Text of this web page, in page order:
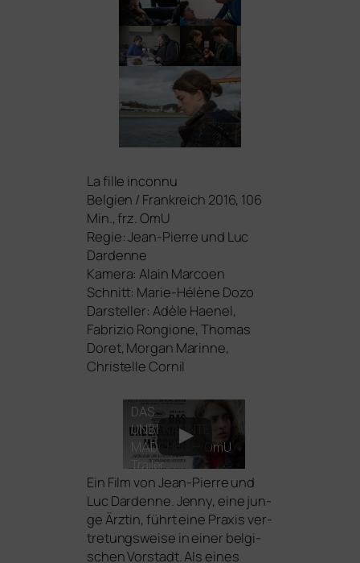
La fil­le inconnu
Belgien / Frankreich 2016, 106
Min., frz. OmU
Regie: Jean-Pierre und Luc
Dardenne
Kamera: Alain Marcoen
Schnitt: Marie-Hélène Dozo
Darsteller: Adèle Haenel,
Fabrizio Rongione, Thomas
Doret, Morgan Marinne,
Christelle Cornil
DAS
UNBEKANNTE
MÄDCHEN
– OmU
Trailer
Ein Film von Jean-Pierre und
Luc Dardenne. Jenny, eine jun­
ge Ärztin, führt eine Praxis ver­
tre­tungs­wei­se in einer bel­gi­
schen Vorstadt. Als eines